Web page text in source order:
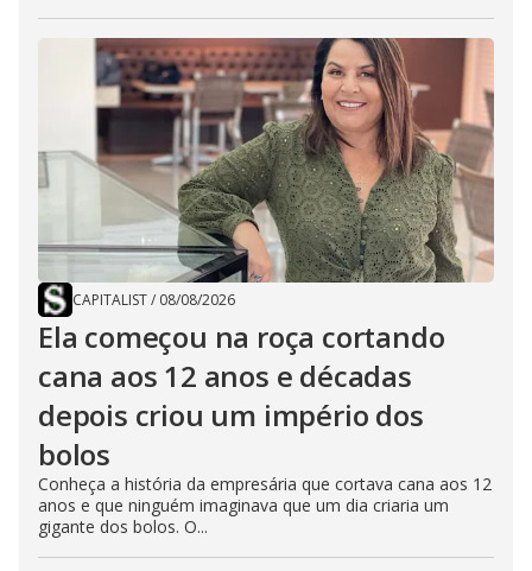
CAPITALIST/ 08/08/2026
Ela começou na roça cortando
cana aos 12 anos e décadas
depois criou um império dos
bolos
Conheça a história da empresária que cortava cana aos 12
anos e que ninguém imaginava que um dia criaria um
gigante dos bolos. O...